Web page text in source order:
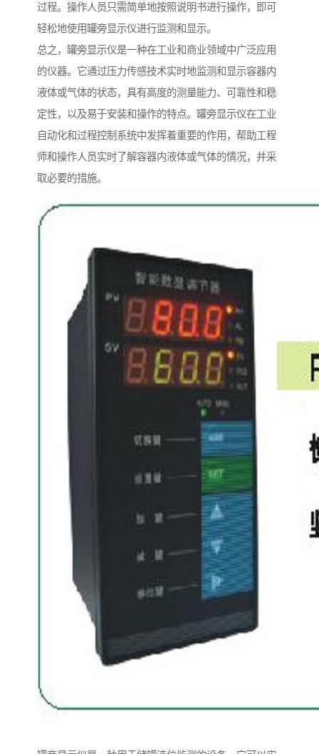
过程。操作人员只需简单地按照说明书进行操作，即可
轻松地使用罐旁显示仪进行监测和显示。
总之，罐旁显示仪是一种在工业和商业领域中广泛应用
的仪器。它通过压力传感技术实时地监测和显示容器内
液体或气体的状态，具有高度的测量能力、可靠性和稳
定性，以及易于安装和操作的特点。罐旁显示仪在工业
自动化和过程控制系统中发挥着重要的作用，帮助工程
师和操作人员实时了解容器内液体或气体的情况，并采
取必要的措施。